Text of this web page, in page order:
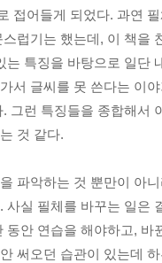
접어들게 되었다. 과연
럽기는 했는데, 이 책을
특징을 바탕으로 일단
서 글씨를 못 쓴다는 이
그런 특징들을 종합해서
것 같다.
파악하는 것 뿐만이 아
실 필체를 바꾸는 일은
안 연습을 해야하고, 바
써오던 습관이 있는데